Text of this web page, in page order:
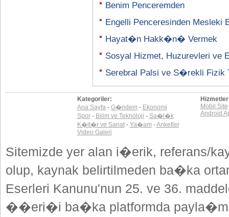
Benim Penceremden
Engelli Penceresinden
Hayat�n Hakk�n� Vermek
Sosyal Hizmet, Huzurevleri ve
Serebral Palsi ve S�rekli Fizik
Kategoriler:
Ana Sayfa- G�ndem - Ekonomi
Spor- Bilim ve Teknoloji - Sa�l�k
K�lt�r ve Sanat- Ya�am -Anketler
Video Galeri
Mobil Site
Android
Sitemizde yer alan i�erik, referans/
olup, kaynak belirtilmeden ba�ka
Eserleri Kanunu'nun 25. ve 36.
��eri�i ba�ka platformda